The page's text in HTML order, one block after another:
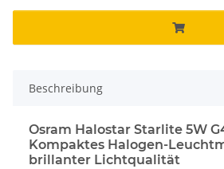
Beschreibung
Osram Halostar Starlite 5W
Kompaktes Halogen-
brillanter Lichtqualität